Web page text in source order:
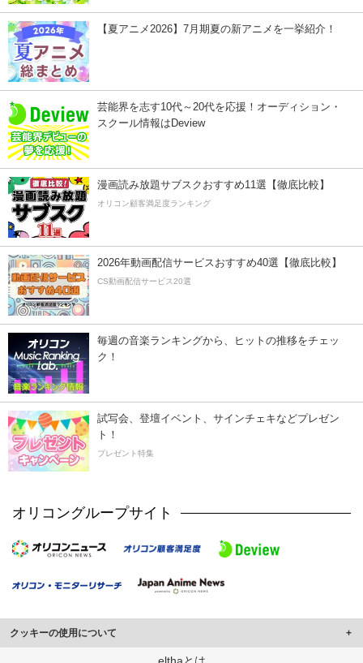
【夏アニメ2026】7月期夏の新アニメを一挙紹介！
芸能界を志す10代～20代を応援！オーディション・
スクール情報はDeview
漫画読み放題サブスクおすすめ11選【徹底比較】
オリコン顧客満足度ランキング
2026年動画配信サービスおすすめ40選【徹底比較】
CS動画配信サービス20選
毎週の音楽ランキングから、ヒットの推移をチェッ
ク！
試写会、登壇イベント、サインチェキなどプレゼン
ト！
プレゼント特集
オリコングループサイト
クッキーの使用について
このサイトでは Cookie を使用して、ユーザーに合わせたコンテンツや広告の
elthaとは